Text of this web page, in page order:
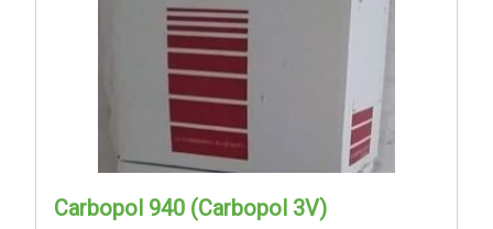
Carbopol 940 (Carbopol 3V)